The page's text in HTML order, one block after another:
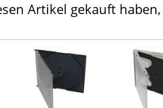
Artikel gekauft haben,